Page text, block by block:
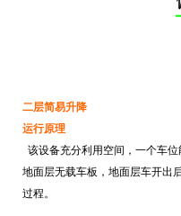
二层简易升降
运行原理
该设备充分利用空间，一个车
地面层无载车板，地面层车开出
过程。